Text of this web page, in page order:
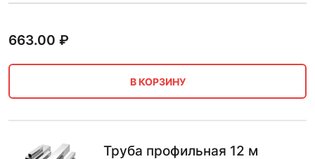
663.00 ₽
В КОРЗИНУ
Труба профильная 12 м